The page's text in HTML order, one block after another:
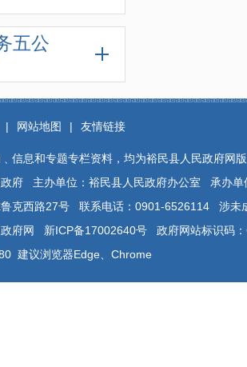
五公
| 网站地图 | 友情链接
信息和专题专栏资料，均为裕民县人民政府网
府 主办单位：裕民县人民政府办公室 承办单
鲁克西路27号 联系电话：0901-6526114 涉未
政府网 新ICP备17002640号 政府网站标识码
建议浏览器Edge、Chrome